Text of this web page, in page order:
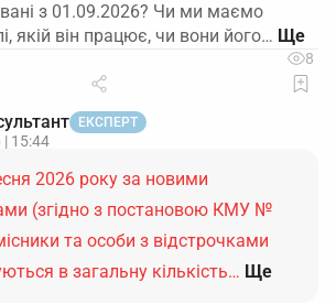
з 01.09.2026? Чи ми маємо
якій він працює, чи вони його…
8
ЕКСПЕРТ
15:44
2026 року за новими
(згідно з постановою КМУ №
та особи з відстрочками
в загальну кількість… Ще